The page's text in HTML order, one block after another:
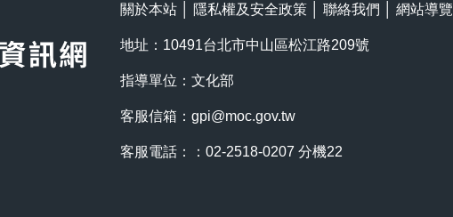
關於本站 隱私權及安全政策 聯絡我們 網站導覽
地址：10491台北市中山區松江路209號
指導單位：文化部
客服信箱： gpi@moc.gov.tw
客服電話：：02-2518-0207 分機22